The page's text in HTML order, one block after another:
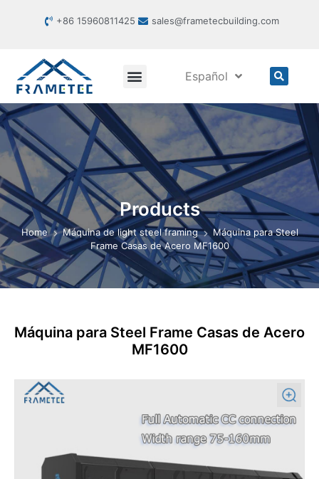
+86 15960811425 sales@frametecbuilding.com
Español
Products
Home Máquina de light steel framing
Máquina para Steel
Frame Casas de Acero MF1600
Máquina para Steel Frame Casas de Acero
MF1600